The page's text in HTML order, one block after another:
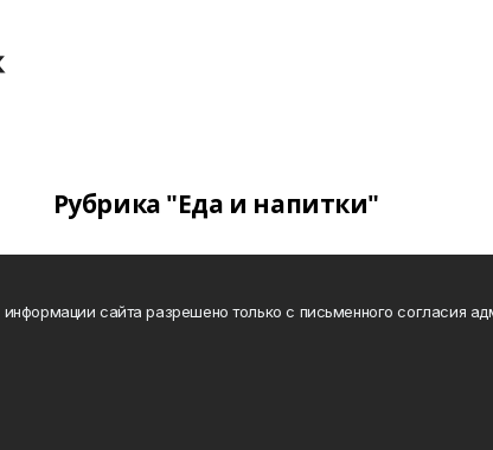
Рубрика "Еда и напитки"
сайта разрешено только с письменного согласия